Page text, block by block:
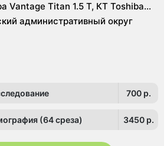
Vantage Titan 1.5 Т, КТ Toshiba
среза, УЗИ Toshiba Aplio 500
административный округ
700 p.
(64 среза) 3450 p.